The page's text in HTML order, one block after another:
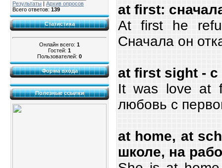
Результаты | Архив опросов
Всего ответов: 139
Статистика
Онлайн всего: 1
Гостей: 1
Пользователей: 0
Форма входа
Полезные ссылки
at first:
At first he
Сначала он
at first sight - с
It was love at
любовь с
at home, at
школе, на